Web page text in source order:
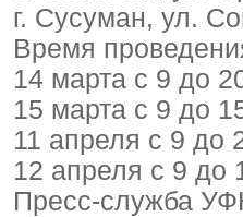
г. Сусуман, ул.
Время
14 марта с 9 до
15 марта с 9 до
11 апреля с 9 до
12 апреля с 9 до
Пресс-служба